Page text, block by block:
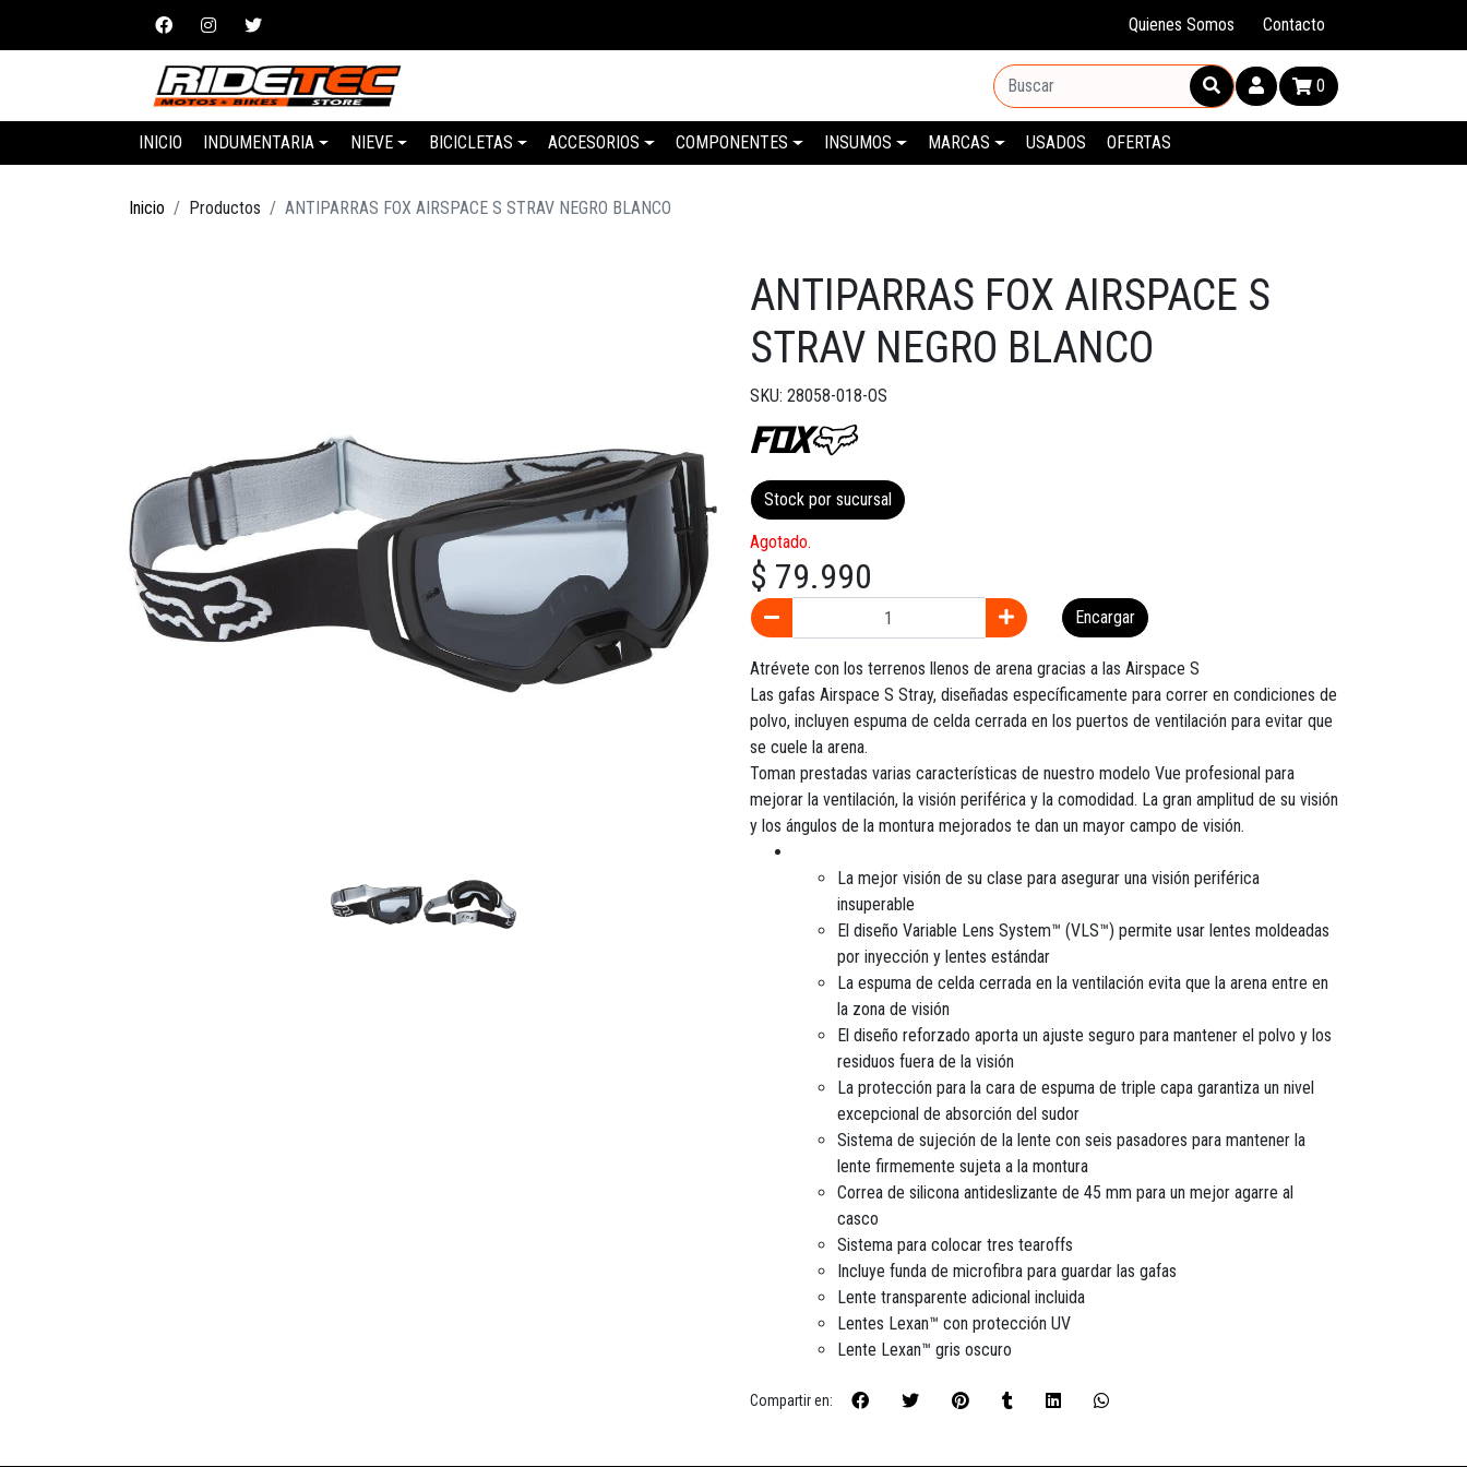
Quienes Somos Contacto
0
INICIO INDUMENTARIA NIEVE BICICLETAS ACCESORIOS COMPONENTES INSUMOS MARCAS USADOS OFERTAS
Inicio Productos ANTIPARRAS FOX AIRSPACE S STRAV NEGRO BLANCO
ANTIPARRAS FOX AIRSPACE S
STRAV NEGRO BLANCO
SKU: 28058-018-OS
Stock por sucursal
Agotado.
$ 79.990
Encargar
Atrévete con los terrenos llenos de arena gracias a las Airspace S
Las gafas Airspace S Stray, diseñadas específicamente para correr en condiciones de
polvo, incluyen espuma de celda cerrada en los puertos de ventilación para evitar que
se cuele la arena.
Toman prestadas varias características de nuestro modelo Vue profesional para
mejorar la ventilación, la visión periférica y la comodidad. La gran amplitud de su visión
y los ángulos de la montura mejorados te dan un mayor campo de visión.
La mejor visión de su clase para asegurar una visión periférica
insuperable
El diseño Variable Lens System™ (VLS™) permite usar lentes moldeadas
por inyección y lentes estándar
La espuma de celda cerrada en la ventilación evita que la arena entre en
la zona de visión
El diseño reforzado aporta un ajuste seguro para mantener el polvo y los
residuos fuera de la visión
La protección para la cara de espuma de triple capa garantiza un nivel
excepcional de absorción del sudor
Sistema de sujeción de la lente con seis pasadores para mantener la
lente firmemente sujeta a la montura
Correa de silicona antideslizante de 45 mm para un mejor agarre al
casco
Sistema para colocar tres tearoffs
Incluye funda de microfibra para guardar las gafas
Lente transparente adicional incluida
Lentes Lexan™ con protección UV
Lente Lexan™ gris oscuro
Compartir en: